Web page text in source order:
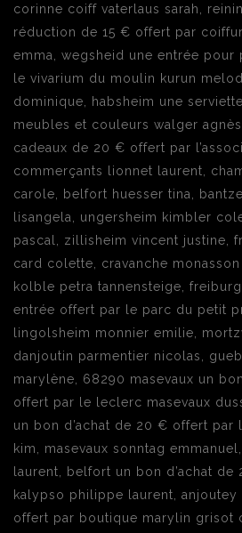
corinne coiff vaterlaus sarah,
réduction de 15 € offert par
emma, wegsheid une entrée pour
le vivarium du moulin kurun
dominique, habsheim une
meubles et couleurs walger
cadeaux de 20 € offert par
commerçants lionnet laurent,
carole, belfort huesser tina,
lisangela, ungersheim kimbler
pascal, zillisheim vincent justine,
card colette, cravanche
kolble petra tannensteige,
entrée offert par le parc du petit
lingolsheim monnier emilie,
danjoutin parmentier nicolas,
marylène, 68290 masevaux un
offert par le leclerc masevaux
un bon d’achat de 20 € offert par
kim, masevaux sonntag
laurent, belfort un bon d’achat
kalypso philippe laurent,
offert par boutique marylin grisot